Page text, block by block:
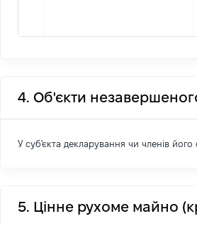
4. Об'єкти
У суб'єкта декларування чи членів його
5. Цінне рухоме майно